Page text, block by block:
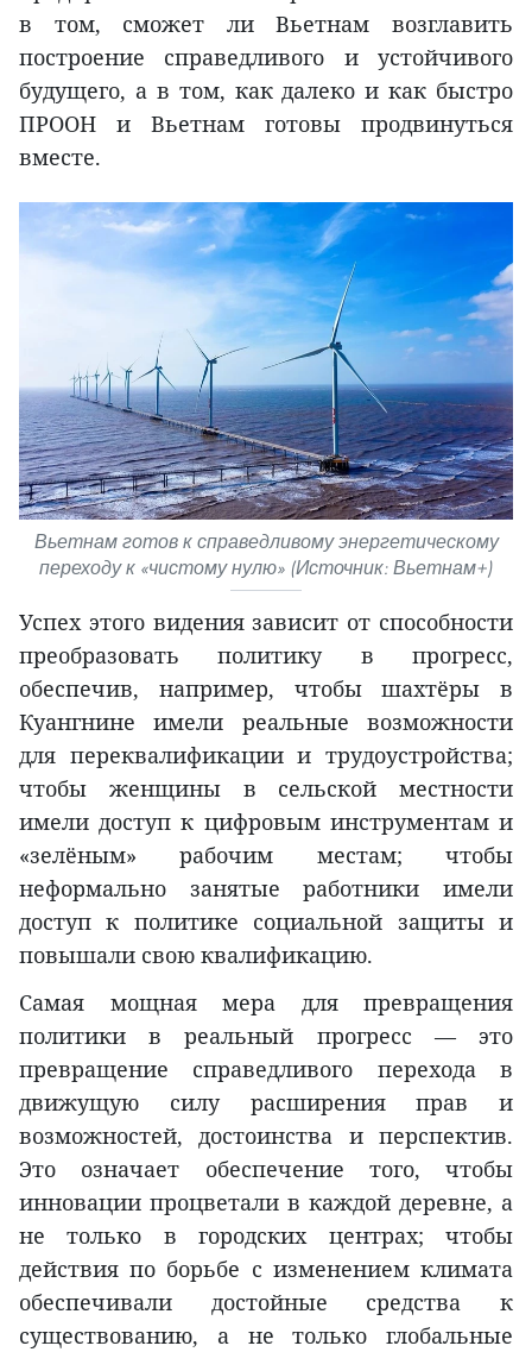
в том, сможет ли Вьетнам возглавить
построение справедливого и устойчивого
будущего, а в том, как далеко и как быстро
ПРООН и Вьетнам готовы продвинуться
вместе.
Вьетнам готов к справедливому энергетическому
переходу к «чистому нулю» (Источник: Вьетнам+)
Успех этого видения зависит от способности
преобразовать политику в прогресс,
обеспечив, например, чтобы шахтёры в
Куангнине имели реальные возможности
для переквалификации и трудоустройства;
чтобы женщины в сельской местности
имели доступ к цифровым инструментам и
«зелёным» рабочим местам; чтобы
неформально занятые работники имели
доступ к политике социальной защиты и
повышали свою квалификацию.
Самая мощная мера для превращения
политики в реальный прогресс — это
превращение справедливого перехода в
движущую силу расширения прав и
возможностей, достоинства и перспектив.
Это означает обеспечение того, чтобы
инновации процветали в каждой деревне, а
не только в городских центрах; чтобы
действия по борьбе с изменением климата
обеспечивали достойные средства к
существованию, а не только глобальные